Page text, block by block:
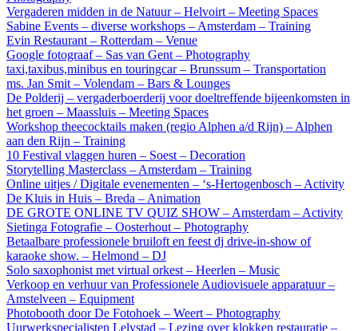
Vergaderen midden in de Natuur – Helvoirt – Meeting Spaces
Sabine Events – diverse workshops – Amsterdam – Training
Evin Restaurant – Rotterdam – Venue
Google fotograaf – Sas van Gent – Photography
taxi,taxibus,minibus en touringcar – Brunssum – Transportation
ms. Jan Smit – Volendam – Bars & Lounges
De Polderij – vergaderboerderij voor doeltreffende bijeenkomsten in
het groen – Maassluis – Meeting Spaces
Workshop theecocktails maken (regio Alphen a/d Rijn) – Alphen
aan den Rijn – Training
10 Festival vlaggen huren – Soest – Decoration
Storytelling Masterclass – Amsterdam – Training
Online uitjes / Digitale evenementen – ‘s-Hertogenbosch – Activity
De Kluis in Huis – Breda – Animation
DE GROTE ONLINE TV QUIZ SHOW – Amsterdam – Activity
Sietinga Fotografie – Oosterhout – Photography
Betaalbare professionele bruiloft en feest dj drive-in-show of
karaoke show. – Helmond – DJ
Solo saxophonist met virtual orkest – Heerlen – Music
Verkoop en verhuur van Professionele Audiovisuele apparatuur –
Amstelveen – Equipment
Photobooth door De Fotohoek – Weert – Photography
Uurwerkspecialisten Lelystad – Lezing over klokken restauratie –